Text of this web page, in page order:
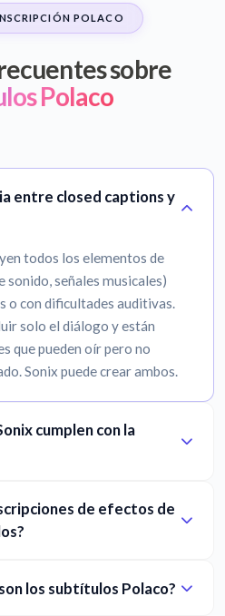
POLACO
sobre
Polaco
entre closed captions y
todos los elementos de
sonido, señales musicales)
o con dificultades auditivas.
solo el diálogo y están
que pueden oír pero no
Sonix puede crear ambos.
cumplen con la
de efectos de
los subtítulos Polaco?